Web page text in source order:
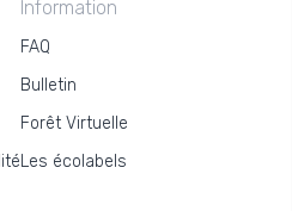
Information
FAQ
Bulletin
Forêt Virtuelle
Les écolabels